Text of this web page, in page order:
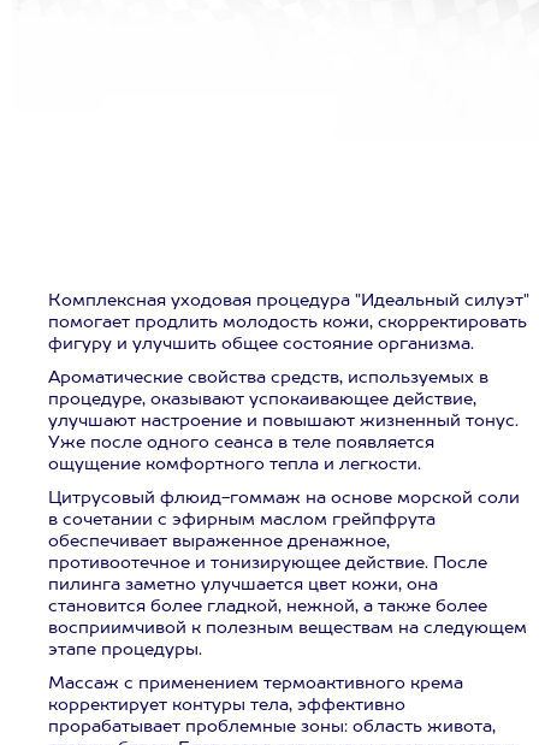
Комплексная уходовая процедура "Идеальный силуэт"
помогает продлить молодость кожи, скорректировать
фигуру и улучшить общее состояние организма.
Ароматические свойства средств, используемых в
процедуре, оказывают успокаивающее действие,
улучшают настроение и повышают жизненный тонус.
Уже после одного сеанса в теле появляется
ощущение комфортного тепла и легкости.
Цитрусовый флюид-гоммаж на основе морской соли
в сочетании с эфирным маслом грейпфрута
обеспечивает выраженное дренажное,
противоотечное и тонизирующее действие. После
пилинга заметно улучшается цвет кожи, она
становится более гладкой, нежной, а также более
восприимчивой к полезным веществам на следующем
этапе процедуры.
Массаж с применением термоактивного крема
корректирует контуры тела, эффективно
прорабатывает проблемные зоны: область живота,